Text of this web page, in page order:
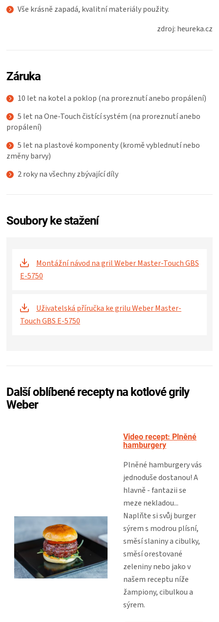
Vše krásně zapadá, kvalitní materiály použity.
zdroj: heureka.cz
Záruka
10 let na kotel a poklop (na proreznutí anebo propálení)
5 let na One-Touch čistící systém (na proreznutí anebo
propálení)
5 let na plastové komponenty (kromě vyblednutí nebo
změny barvy)
2 roky na všechny zbývající díly
Soubory ke stažení
Montážní návod na gril Weber Master-Touch GBS
E-5750
Uživatelská příručka ke grilu Weber Master-
Touch GBS E-5750
Další oblíbené recepty na kotlové grily
Weber
Video recept: Plněné
hamburgery
Plněné hamburgery vás
jednoduše dostanou! A
hlavně - fantazii se
meze nekladou...
Naplňte si svůj burger
sýrem s modrou plísní,
směsí slaniny a cibulky,
směsí orestované
zeleniny nebo jako v
našem receptu níže
žampiony, cibulkou a
sýrem.